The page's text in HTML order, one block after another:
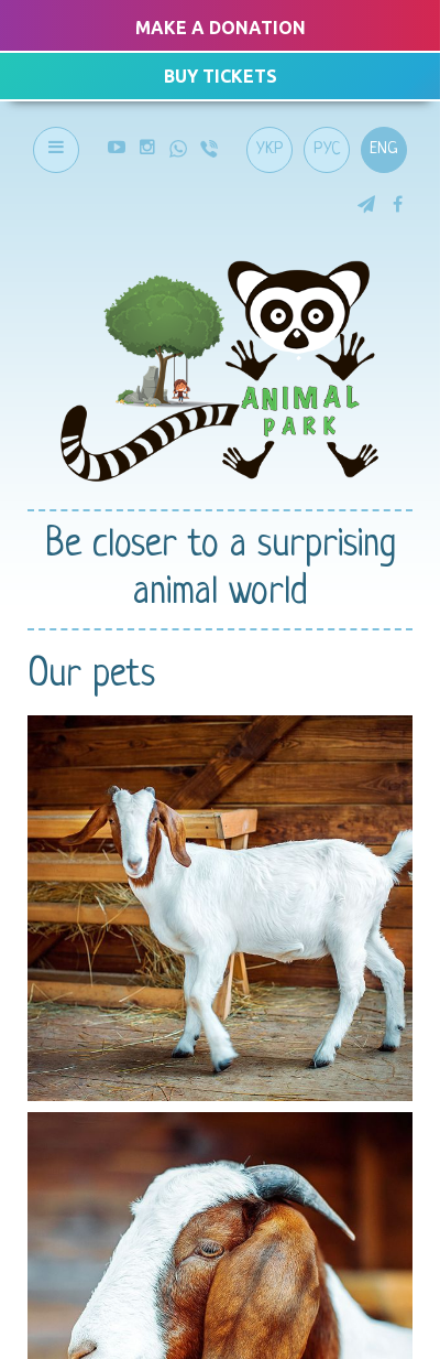
MAKE A DONATION
BUY TICKETS
ENG
РУС
УКР
Be closerto a surprising
animal world
Our pets